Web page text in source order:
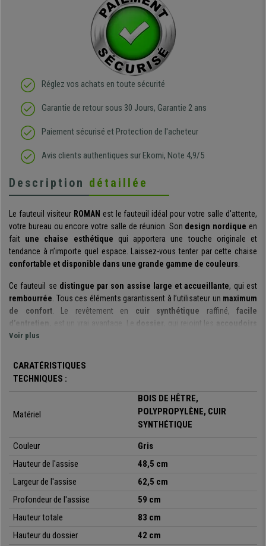
Réglez vos achats en toute sécurité
Garantie de retour sous 30 Jours, Garantie 2 ans
Paiement sécurisé et Protection de l'acheteur
Avis clients authentiques sur Ekomi, Note 4,9/5
Description détaillée
Le fauteuil visiteur ROMAN est le fauteuil idéal pour votre salle d'attente,
votre bureau ou encore votre salle de réunion. Son design nordique en
fait une chaise esthétique qui apportera une touche originale et
tendance à n’importe quel espace. Laissez-vous tenter par cette chaise
confortable et disponible dans une grande gamme de couleurs.
Ce fauteuil se distingue par son assise large et accueillante, qui est
rembourrée. Tous ces éléments garantissent à l’utilisateur un maximum
de confort. Le revêtement en cuir synthétique raffiné, facile
d’entretien,
est un vrai avantage. Le dossier , qui rejoint les
accoudoirs
avec élégance, permet de
correcte et confortable
Lesmatériauxchoisis pour la fabrication sont
c’est pourquoi nous pouvons affirmer que ce modèle est
structure et le piétement sont fabriqués en bois
de hêtre massif
. Le piétement est constitué de quatre pieds, pour
design élégant et moderne avec stabilité et confort
souligner sonpetit prix
. Qu’attendez-vous pour vous laisser tenter !
l'envoi gratuit.
Voir plus
CARATÉRISTIQUES
TECHNIQUES :
Matériel
BOIS DE HÊTRE,
POLYPROPYLÈNE, CUIR
SYNTHÉTIQUE
Couleur
Gris
Hauteur de l'assise
48,5 cm
Largeur de l'assise
62,5 cm
Profondeur de l'assise
59 cm
Hauteur totale
83 cm
Hauteur du dossier
42 cm